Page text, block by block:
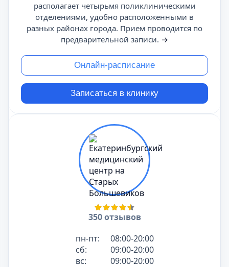
располагает четырьмя поликлиническими
отделениями, удобно расположенными в
разных районах города. Прием проводится по
предварительной записи. →
Онлайн-расписание
Записаться в клинику
350 отзывов
пн-пт:
08:00-20:00
сб:
09:00-20:00
вс:
09:00-20:00